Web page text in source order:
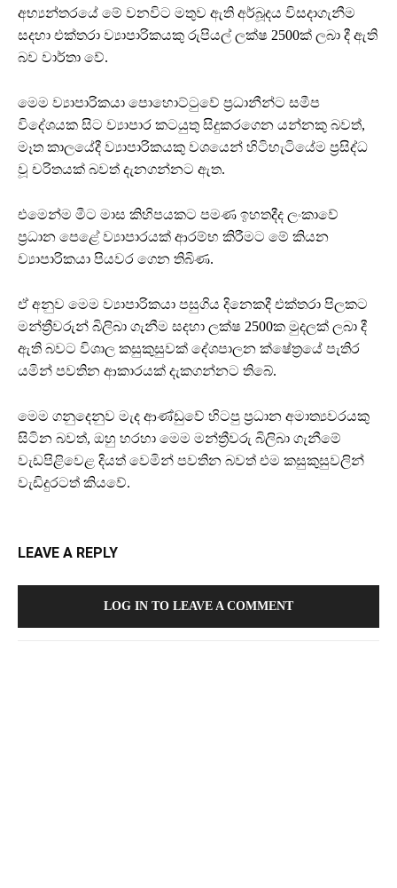
අභ්‍යන්තරයේ මේ වනවිට මතුව ඇති අර්බූදය විසදාගැනීම
සදහා එක්තරා ව්‍යාපාරිකයකු රුපියල් ලක්ෂ 2500ක් ලබා දී ඇති
බව වාර්තා වේ.
මෙම ව්‍යාපාරිකයා පොහොට්ටුවේ ප්‍රධානීන්ට සමීප
විදේශයක සිට ව්‍යාපාර කටයුතු සිදුකරගෙන යන්නකු බවත්,
මෑත කාලයේදී ව්‍යාපාරිකයකු වශයෙන් හිටිහැටියේම ප්‍රසිද්ධ
වූ චරිතයක් බවත් දැනගන්නට ඇත.
එමෙන්ම මීට මාස කිහිපයකට පමණ ඉහතදීද ලංකාවේ
ප්‍රධාන පෙළේ ව්‍යාපාරයක් ආරම්භ කිරීමට මේ කියන
ව්‍යාපාරිකයා පියවර ගෙන තිබිණ.
ඒ අනුව මෙම ව්‍යාපාරිකයා පසුගිය දිනෙකදී එක්තරා පිලකට
මන්ත්‍රීවරුන් බිලිබා ගැනීම සදහා ලක්ෂ 2500ක මුදලක් ලබා දී
ඇති බවට විශාල කසුකුසුවක් දේශපාලන ක්ෂේත්‍රයේ පැතිර
යමින් පවතින ආකාරයක් දැකගන්නට තිබේ.
මෙම ගනුදෙනුව මැද ආණ්ඩුවේ හිටපු ප්‍රධාන අමාත්‍යවරයකු
සිටින බවත්, ඔහු හරහා මෙම මන්ත්‍රීවරු බිලිබා ගැනීමේ
වැඩපිළිවෙළ දියත් වෙමින් පවතින බවත් එම කසුකුසුවලින්
වැඩිදුරටත් කියවේ.
LEAVE A REPLY
LOG IN TO LEAVE A COMMENT